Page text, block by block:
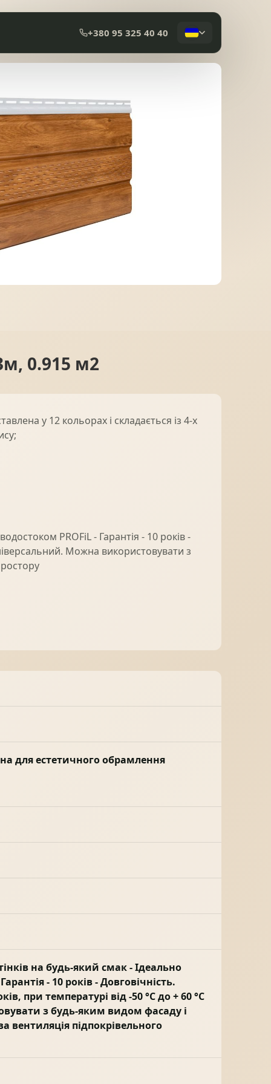
+380 95 325 40 40
КОМПОЗИТНА ЧЕРЕПИЦЯ
МЕМБРАННА ПОКРІВЛЯ
0.915 м2
у 12 кольорах і складається із 4-х
PROFiL - Гарантія - 10 років -
Можна використовувати з
для естетичного обрамлення
на будь-який смак - Ідеально
- 10 років - Довговічність.
при температурі від -50 °C до + 60 °C
з будь-яким видом фасаду і
вентиляція підпокрівельного